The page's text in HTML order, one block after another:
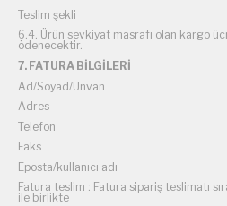
Teslim şekli
6.4. Ürün sevkiyat masrafı olan kargo
ödenecektir.
7. FATURA BİLGİLERİ
Ad/Soyad/Unvan
Adres
Telefon
Faks
Eposta/kullanıcı adı
Fatura teslim : Fatura sipariş teslimatı
ile birlikte